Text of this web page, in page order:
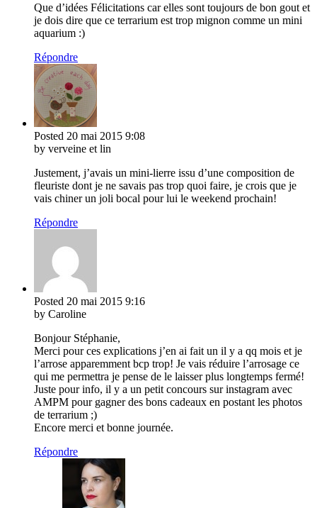
Que d’idées Félicitations car elles sont toujours de bon gout et
je dois dire que ce terrarium est trop mignon comme un mini
aquarium :)
Répondre
Posted 20 mai 2015 9:08
by verveine et lin
Justement, j’avais un mini-lierre issu d’une composition de
fleuriste dont je ne savais pas trop quoi faire, je crois que je
vais chiner un joli bocal pour lui le weekend prochain!
Répondre
Posted 20 mai 2015 9:16
by Caroline
Bonjour Stéphanie,
Merci pour ces explications j’en ai fait un il y a qq mois et je
l’arrose apparemment bcp trop! Je vais réduire l’arrosage ce
qui me permettra je pense de le laisser plus longtemps fermé!
Juste pour info, il y a un petit concours sur instagram avec
AMPM pour gagner des bons cadeaux en postant les photos
de terrarium ;)
Encore merci et bonne journée.
Répondre